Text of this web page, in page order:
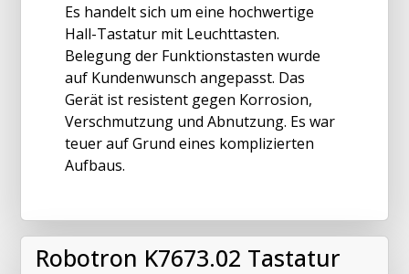
Es handelt sich um eine hochwertige
Hall-Tastatur mit Leuchttasten.
Belegung der Funktionstasten wurde
auf Kundenwunsch angepasst. Das
Gerät ist resistent gegen Korrosion,
Verschmutzung und Abnutzung. Es war
teuer auf Grund eines komplizierten
Aufbaus.
Robotron K7673.02 Tastatur